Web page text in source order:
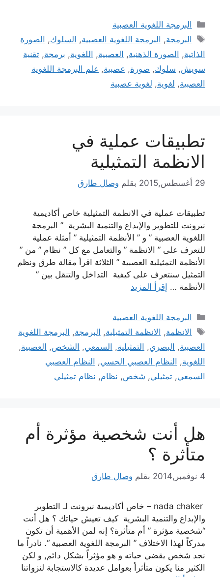
التصنيفات
البرمجة اللغوية العصبية
الوسوم
البرمجة, البرمجة اللغوية العصبية, السلوك, الصورة
الذاتية, الصورة الذهنية, العصبية, اللغوية, برمجة, تقنية
سويش, سلوك, صورة, عصبية, علم البرمجة اللغوية
العصبية, لغوية, لغوية عصبية
تطبيقات عملية في
الانظمة التمثيلية
29 أغسطس,2015 بقلم وصال طارق
تطبيقات عملية في الانظمة التمثيلية خاص أكاديمية
نيرونت للتطوير والإبداع والتنمية البشرية ” البرمجة
اللغوية العصبية ” و ” الأنظمة التمثيلية ” أمثلة عملية
للتعرف على ” الانظمة ” والتعامل مع كل ” نظام ” من ”
الأنظمة التمثيلية العصبية ” الثلاثة اقرأ مقالة طرق ونظم
التمثيل سنتعرف على كيفية التداخل والتنقل بين ”
الأنظمة … إقرأ المزيد
التصنيفات
البرمجة اللغوية العصبية
الوسوم
الانظمة, الانظمة التمثيلية, البرمجة, البرمجة اللغوية
العصبية, البصري, التمثيلية, السمعي, الشخص, العصبية,
اللغوية, النظام العصبي الحسي, النظام العصبي
السمعي, تمثيلي, شخص, نظام, نظام تمثيلي
هل أنت شخصية مؤثرة أم
متأثرة ؟
4 نوفمبر,2014 بقلم وصال طارق
nada chaker – خاص أكاديمية نيرونت لـ التطوير
والإبداع والتنمية البشرية كيف تعيش حياتك ؟ هل أنت
“شخصية مؤثرة ” أم متأثرة؟ إنه لمن الأهمية أن تكون
مدركاً لهذا الاختلاف ” البرمجة اللغوية العصبية “. نادراً ما
نجد شخص يقضي حياته و هو مؤثراً بشكل دائم, و لكن
الكثير منا يكون متأثراً بعوامل عديدة كالاستجابة لنزواتنا